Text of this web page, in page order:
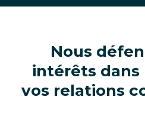
Nous
intérêts dans
vos relations